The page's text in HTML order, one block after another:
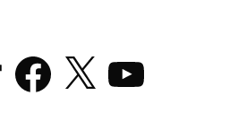
Facebook
X YouTube